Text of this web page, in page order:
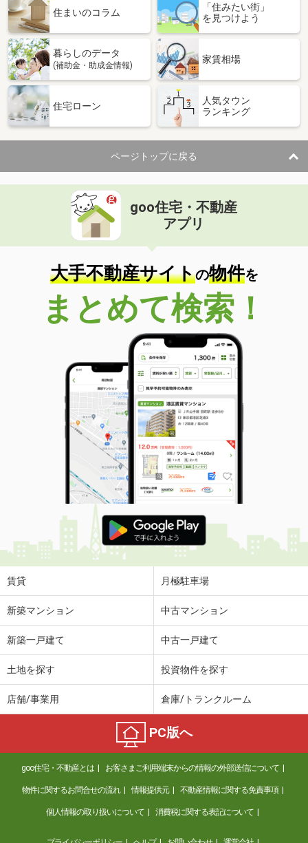
価 格
6.10万円
茨城県東茨城郡茨城町大字長岡
専有面積 57.63m²
間取り
茨城県神栖市知手中央１丁目
住 所
茨城県神栖市知手中央１丁目
専有面積 23.61m²
間取り
1K
茨城県土浦市永国
価 格
住 所
茨城県土浦市永国
専有面積 28.02m²
間取り
1K
茨城県北茨城市中郷町下桜井
価 格
5.30万円
茨城県北茨城市中郷町下桜井
45.77m²
間取り
1LDK
茨城県鹿嶋市大字宮中
価 格
4.80万円
住 所
茨城県鹿嶋市大字宮中
専有面積 28.02m²
間取り
1K
茨城県つくばみらい市紫峰ヶ丘１丁目
価 格
7万円
住 所
茨城県つくばみらい市紫峰ヶ丘１丁目
専有面積
茨城県水戸市酒門町
6.10万円
茨城県水戸市城東３
7.80万円
住 所
茨城県水戸市城東３
専有面積 50.14m²
間取り
1LDK
茨城県常総市水海道天満町
住まいのコラム
「住みたい街」
を見つけよう
暮らしのデータ
(補助金・助成金情報)
家賃相場
住宅ローン
人気タウン
ランキング
ページトップに戻る
goo住宅・不動産
アプリ
大手不動産サイトの物件を
まとめて検索！
賃貸 月極駐車場
新築マンション 中古マンション
新築一戸建て 中古一戸建て
土地を探す 投資物件を探す
店舗/事業用 倉庫/トランクルーム
PC版へ
goo住宅・不動産とは お客さまご利用端末からの情報の外部送信について
物件に関するお問合せの流れ 情報提供元 不動産情報に関する免責事項
個人情報の取り扱いについて 消費税に関する表記について